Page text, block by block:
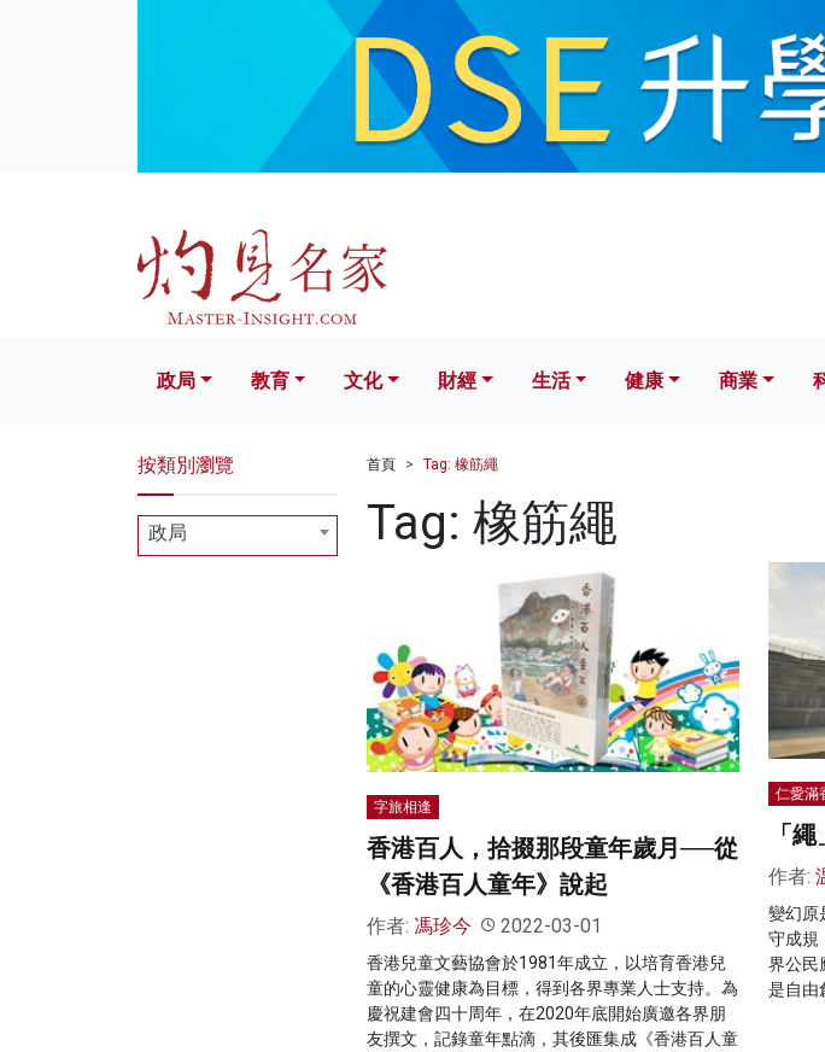
文化 財經 生活 健康
政局 教育 文化 財經 生活 健康 商業
首頁 Tag: 橡筋繩
Tag: 橡筋繩
字旅相逢
香港百人，拾掇那段童年歲月──從
《香港百人童年》說起
作者: 馮珍今 2022-03-01
香港兒童文藝協會於1981年成立，以培育香港兒
童的心靈健康為目標，得到各界專業人士支持。為
慶祝建會四十周年，在2020年底開始廣邀各界朋
友撰文，記錄童年點滴，其後匯集成《香港百人童
仁愛滿
「
作者:
變幻原
守成規
界公民
是自由
按類別瀏覽
政局